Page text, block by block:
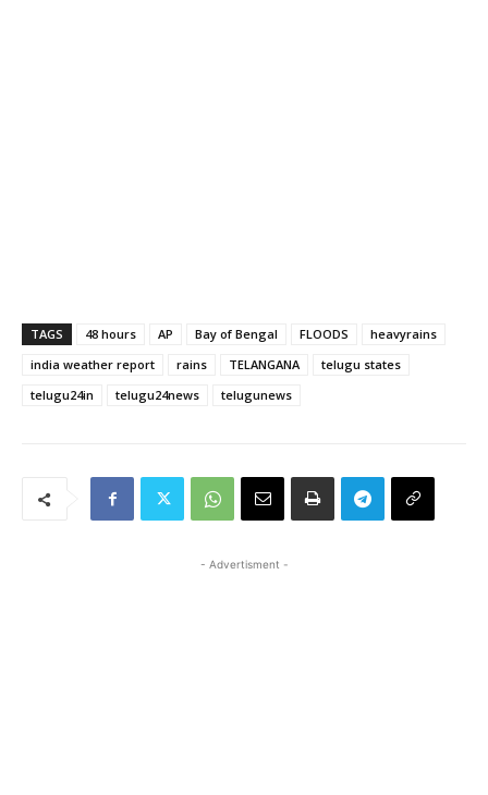
TAGS 48 hours AP Bay of Bengal FLOODS
heavyrains
india weather report
rains TELANGANA
telugu states
telugu24in
telugu24news telugunews
- Advertisment -